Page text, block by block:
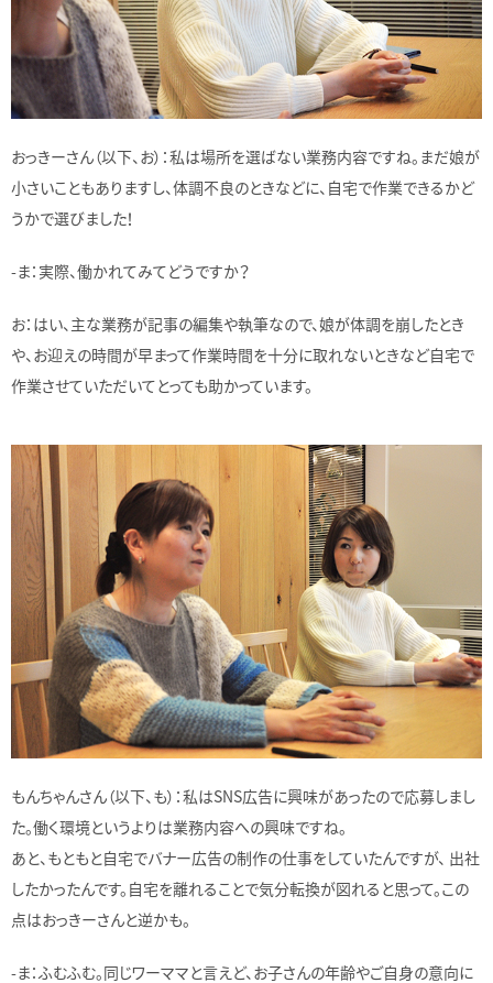
おっきーさん（以下、お）：私は場所を選ばない業務内容ですね。まだ娘が
小さいこともありますし、体調不良のときなどに、自宅で作業できるかど
うかで選びました！
-ま：実際、働かれてみてどうですか？
お：はい、主な業務が記事の編集や執筆なので、娘が体調を崩したとき
や、お迎えの時間が早まって作業時間を十分に取れないときなど自宅で
作業させていただいてとっても助かっています。
もんちゃんさん（以下、も）：私はSNS広告に興味があったので応募しまし
た。働く環境というよりは業務内容への興味ですね。
あと、もともと自宅でバナー広告の制作の仕事をしていたんですが、 出社
したかったんです。自宅を離れることで気分転換が図れると思って。この
点はおっきーさんと逆かも。
-ま：ふむふむ。同じワーママと言えど、お子さんの年齢やご自身の意向に